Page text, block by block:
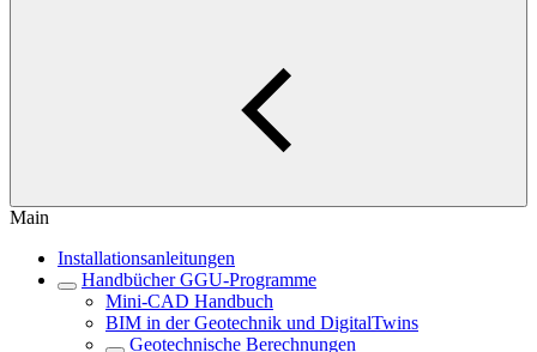
Main
Installationsanleitungen
Handbücher GGU-Programme
Mini-CAD Handbuch
BIM in der Geotechnik und DigitalTwins
Geotechnische Berechnungen